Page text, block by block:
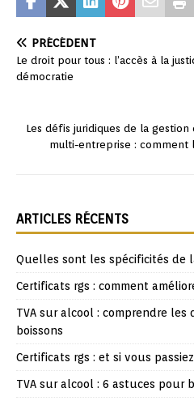
PRÉCÉDENT
Le droit pour tous : l’accès à la
démocratie
Les défis juridiques de la gestion
multi-entreprise : comment
ARTICLES RÉCENTS
Quelles sont les spécificités de
Certificats rgs : comment
TVA sur alcool : comprendre
boissons
Certificats rgs : et si vous
TVA sur alcool : 6 astuces pour